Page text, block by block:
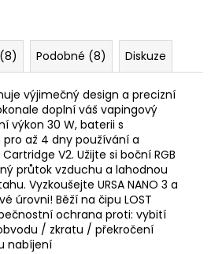
Podobné (8) Diskuze
výjimečný design a precizní
doplní váš vapingový
výkon 30 W, baterii s
pro až 4 dny používání a
V2. Užijte si boční RGB
průtok vzduchu a lahodnou
Vyzkoušejte URSA NANO 3 a
úrovni! Běží na čipu LOST
ochrana proti: vybití
/ zkratu / překročení
nabíjení